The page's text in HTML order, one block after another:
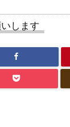
します